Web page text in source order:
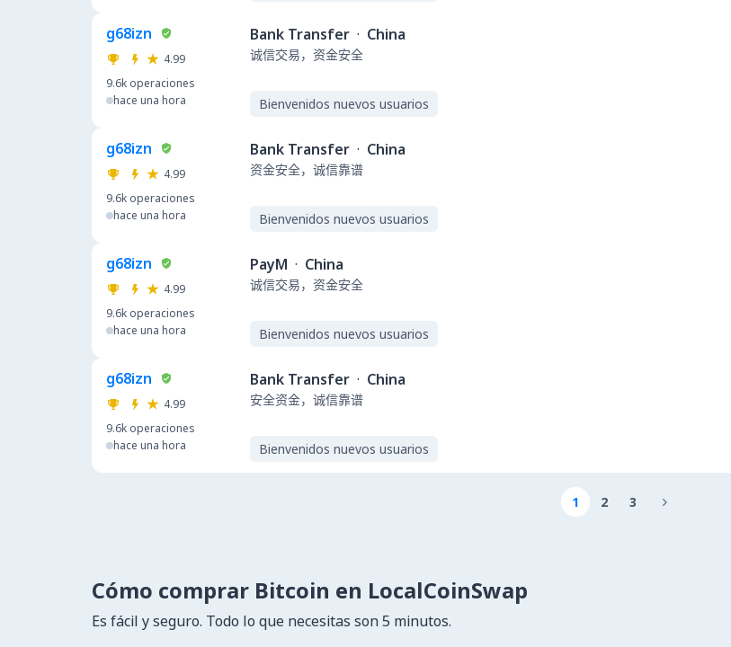
g68izn
4.99
9.6k operaciones
hace una hora
Bank Transfer · China
诚信交易，资金安全
Bienvenidos nuevos usuarios
g68izn
4.99
9.6k operaciones
hace una hora
Bank Transfer · China
资金安全，诚信靠谱
Bienvenidos nuevos usuarios
g68izn
4.99
9.6k operaciones
hace una hora
PayM · China
诚信交易，资金安全
Bienvenidos nuevos usuarios
g68izn
4.99
9.6k operaciones
hace una hora
Bank Transfer · China
安全资金，诚信靠谱
Bienvenidos nuevos usuarios
1 2 3 
Cómo comprar Bitcoin en LocalCoinSwap
Es fácil y seguro. Todo lo que necesitas son 5 minutos.